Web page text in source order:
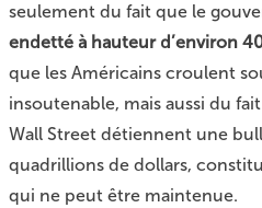
seulement du fait que le
endetté à hauteur d’environ
que les Américains croulent
insoutenable, mais aussi du
Wall Street détiennent une
quadrillions de dollars,
qui ne peut être maintenue.